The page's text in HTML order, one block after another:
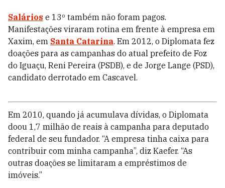
Salários e 13º também não foram pagos.
Manifestações viraram rotina em frente à empresa em
Xaxim, em Santa Catarina. Em 2012, o Diplomata fez
doações para as campanhas do atual prefeito de Foz
do Iguaçu, Reni Pereira (PSDB), e de Jorge Lange (PSD),
candidato derrotado em Cascavel.
Em 2010, quando já acumulava dívidas, o Diplomata
doou 1,7 milhão de reais à campanha para deputado
federal de seu fundador. “A empresa tinha caixa para
contribuir com minha campanha”, diz Kaefer. “As
outras doações se limitaram a empréstimos de
imóveis.”